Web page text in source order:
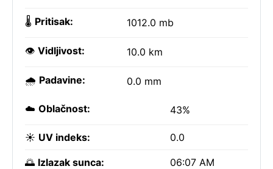
🌡️ Pritisak: 1012.0 mb
👁️ Vidljivost: 10.0 km
🌧️ Padavine: 0.0 mm
☁️ Oblačnost: 43%
☀️ UV indeks: 0.0
🌅 Izlazak sunca: 06:07 AM